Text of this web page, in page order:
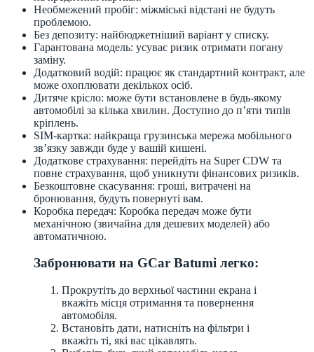
Необмежений пробіг: міжміські відстані не будуть
проблемою.
Без депозиту: найбюджетніший варіант у списку.
Гарантована модель: усуває ризик отримати погану
заміну.
Додатковий водій: працює як стандартний контракт, але
може охоплювати декількох осіб.
Дитяче крісло: може бути встановлене в будь-якому
автомобілі за кілька хвилин. Доступно до п’яти типів
кріплень.
SIM-картка: найкраща грузинська мережа мобільного
зв’язку завжди буде у вашій кишені.
Додаткове страхування: перейдіть на Super CDW та
повне страхування, щоб уникнути фінансових ризиків.
Безкоштовне скасування: гроші, витрачені на
бронювання, будуть повернуті вам.
Коробка передач: Коробка передач може бути
механічною (звичайна для дешевих моделей) або
автоматичною.
Забронювати на GCar Batumi легко:
Прокрутіть до верхньої частини екрана і
вкажіть місця отримання та повернення
автомобіля.
Встановіть дати, натисніть на фільтри і
вкажіть ті, які вас цікавлять.